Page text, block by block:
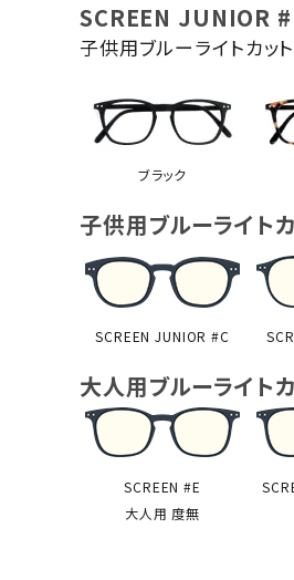
SCREEN JUNIOR
子供用ブルーライトカッ
ブラック
子供用ブルーライト
SCREEN JUNIOR #C
大人用ブルーライト
SCREEN #E
大人用 度無